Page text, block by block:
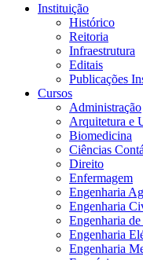
Instituição
Histórico
Reitoria
Infraestrutura
Editais
Publicações
Cursos
Administração
Arquitetura e
Biomedicina
Ciências
Direito
Enfermagem
Engenharia
Engenharia
Engenharia
Engenharia
Engenharia